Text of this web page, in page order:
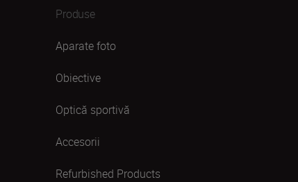
Produse
Aparate foto
Obiective
Optică sportivă
Accesorii
Refurbished Products